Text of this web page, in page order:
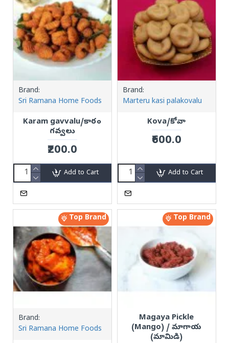
Brand:
Sri Ramana Home Foods
Karam gavvalu/కారం
గవ్వలు
₹200.0
Add to Cart
Brand:
Marteru kasi palakovalu
Kova/కోవా
₹600.0
Add to Cart
Top Brand
Brand:
Sri Ramana Home Foods
Top Brand
Magaya Pickle
(Mango) / మాగాయ
(మామిడి)